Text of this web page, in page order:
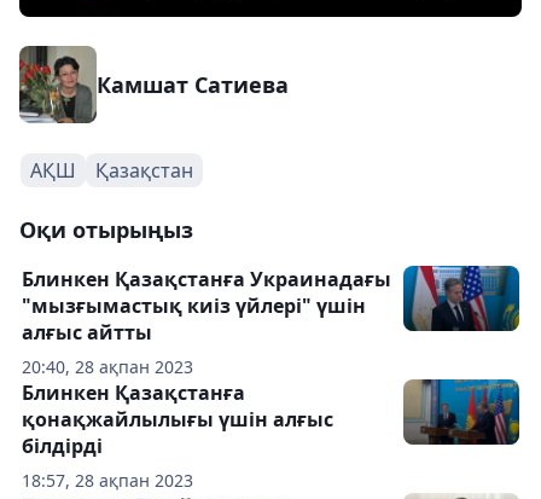
Камшат Сатиева
АҚШ Қазақстан
Оқи отырыңыз
20:40, 28 ақпан 2023
Блинкен Қазақстанға Украинадағы
"мызғымастық киіз үйлері" үшін
алғыс айтты
18:57, 28 ақпан 2023
Блинкен Қазақстанға
қонақжайлылығы үшін алғыс
білдірді